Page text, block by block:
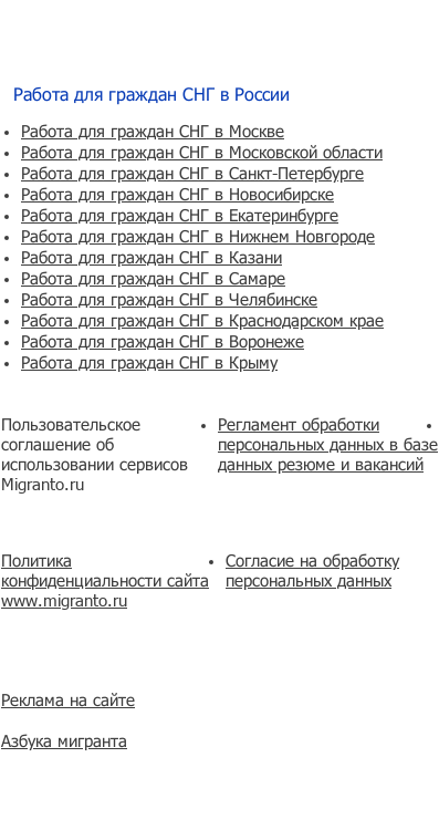
Работа для граждан СНГ в России
Работа для граждан СНГ в Москве
Работа для граждан СНГ в Московской области
Работа для граждан СНГ в Санкт-Петербурге
Работа для граждан СНГ в Новосибирске
Работа для граждан СНГ в Екатеринбурге
Работа для граждан СНГ в Нижнем Новгороде
Работа для граждан СНГ в Казани
Работа для граждан СНГ в Самаре
Работа для граждан СНГ в Челябинске
Работа для граждан СНГ в Краснодарском крае
Работа для граждан СНГ в Воронеже
Работа для граждан СНГ в Крыму
Пользовательское
соглашение об
использовании сервисов
Migranto.ru
Регламент обработки
персональных данных в базе
данных резюме и вакансий
Политика
конфиденциальности сайта
www.migranto.ru
Согласие на обработку
персональных данных
Реклама на сайте
Азбука мигранта